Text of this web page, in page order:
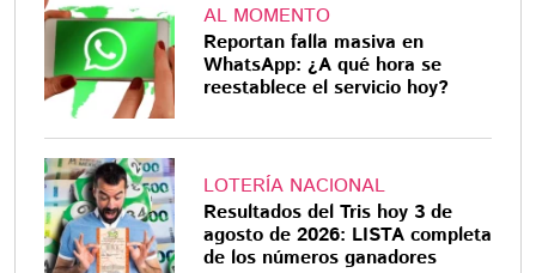
AL MOMENTO
Reportan falla masiva en
WhatsApp: ¿A qué hora se
reestablece el servicio hoy?
LOTERÍA NACIONAL
Resultados del Tris hoy 3 de
agosto de 2026: LISTA completa
de los números ganadores